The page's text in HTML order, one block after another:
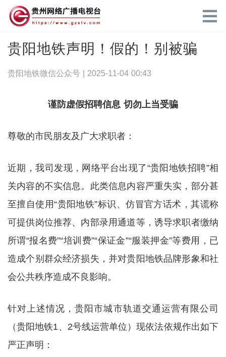
贵阳地铁声明！假的！别被骗
贵阳地铁微信公众号 | 2025-11-04 00:43
谨防虚假招聘信息 切勿上当受骗
尊敬的市民朋友及广大求职者：
近期，我司发现，网络平台出现了“贵阳地铁招聘”相
关内容的不实信息。此类信息内容严重失实，部分甚
至擅自使用“贵阳地铁”标识、仿冒官方话术，其谎称
可提供岗位推荐、内部录用通道等，诱导求职者缴纳
所谓“报名费”“培训费”“保证金”“服装押金”等费用，已
造成个别群众经济损失，并对贵阳地铁品牌形象和社
会公共秩序造成不良影响。
针对上述情况，贵阳市城市轨道交通运营有限公司
（贵阳地铁1、2号线运营单位）现依法依规作出如下
严正声明：